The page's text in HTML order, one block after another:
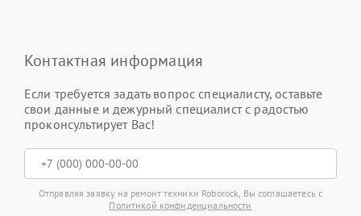
Контактная информация
Если требуется задать вопрос специалисту, оставьте
свои данные и дежурный специалист с радостью
проконсультирует Вас!
Отправляя заявку на ремонт техники Roborock, Вы соглашаетесь с
Политикой конфиденциальности